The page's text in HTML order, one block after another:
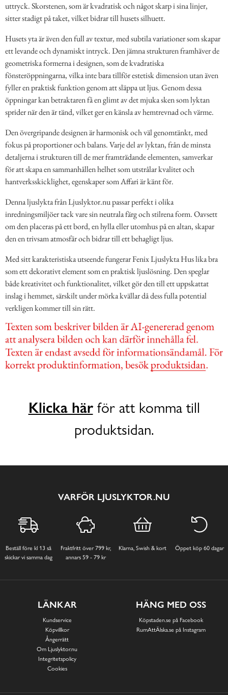
uttryck. Skorstenen, som är kvadratisk och något skarp i sina linjer,
sitter stadigt på taket, vilket bidrar till husets silhuett.
Husets yta är även den full av textur, med subtila variationer som skapar
ett levande och dynamiskt intryck. Den jämna strukturen framhäver de
geometriska formerna i designen, som de kvadratiska
fönsteröppningarna, vilka inte bara tillför estetisk dimension utan även
fyller en praktisk funktion genom att släppa ut ljus. Genom dessa
öppningar kan betraktaren få en glimt av det mjuka sken som lyktan
sprider när den är tänd, vilket ger en känsla av hemtrevnad och värme.
Den övergripande designen är harmonisk och väl genomtänkt, med
fokus på proportioner och balans. Varje del av lyktan, från de minsta
detaljerna i strukturen till de mer framträdande elementen, samverkar
för att skapa en sammanhållen helhet som utstrålar kvalitet och
hantverksskicklighet, egenskaper som Affari är känt för.
Denna ljuslykta från Ljuslyktor.nu passar perfekt i olika
inredningsmiljöer tack vare sin neutrala färg och stilrena form. Oavsett
om den placeras på ett bord, en hylla eller utomhus på en altan, skapar
den en trivsam atmosfär och bidrar till ett behagligt ljus.
Med sitt karakteristiska utseende fungerar Fenix Ljuslykta Hus lika bra
som ett dekorativt element som en praktisk ljuslösning. Den speglar
både kreativitet och funktionalitet, vilket gör den till ett uppskattat
inslag i hemmet, särskilt under mörka kvällar då dess fulla potential
verkligen kommer till sin rätt.
Klicka härför att komma till
produktsidan.
VARFÖR LJUSLYKTOR.NU
Beställ före kl 13 så
skickar vi samma dag
Fraktfritt över 799 kr,
annars 59 - 79 kr
Klarna, Swish & kort Öppet köp 60 dagar
LÄNKAR
Kundservice
Köpvillkor
Ångerrätt
Om Ljuslyktor.nu
Integritetspolicy
Cookies
HÄNG MED OSS
Köpstaden.se på Facebook
RumAttÄlska.se på Instagram